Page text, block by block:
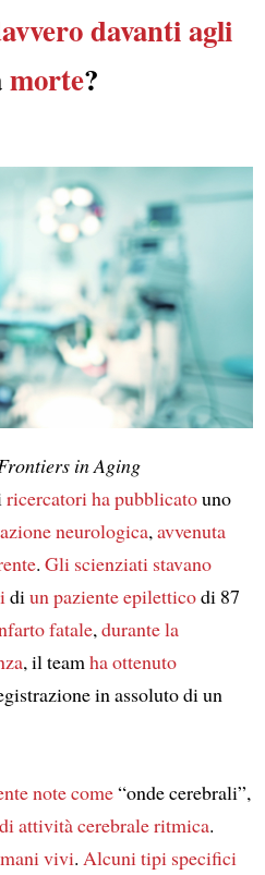
davanti agli
morte?
in Aging
ricercatori ha pubblicatouno
neurologica, avvenuta
. Gli scienziati stavano
di un paziente epiletticodi 87
fatale, durante la
, il team ha ottenuto
in assoluto di un
note come“onde cerebrali”,
attività cerebrale ritmica.
vivi. Alcuni tipi specifici